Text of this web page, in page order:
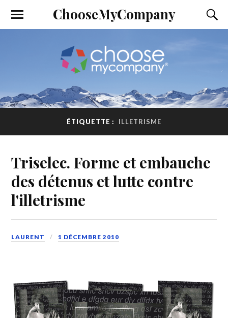
ChooseMyCompany
ÉTIQUETTE : ILLETRISME
Triselec. Forme et embauche
des détenus et lutte contre
l'illetrisme
LAURENT 1 DÉCEMBRE 2010